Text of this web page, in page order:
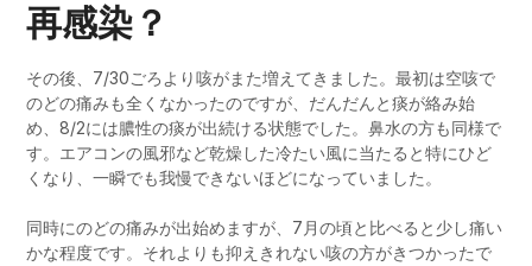
再感染？
その後、7/30ごろより咳がまた増えてきました。最初は空咳で
のどの痛みも全くなかったのですが、だんだんと痰が絡み始
め、8/2には膿性の痰が出続ける状態でした。鼻水の方も同様で
す。エアコンの風邪など乾燥した冷たい風に当たると特にひど
くなり、一瞬でも我慢できないほどになっていました。
同時にのどの痛みが出始めますが、7月の頃と比べると少し痛い
かな程度です。それよりも抑えきれない咳の方がきつかったで